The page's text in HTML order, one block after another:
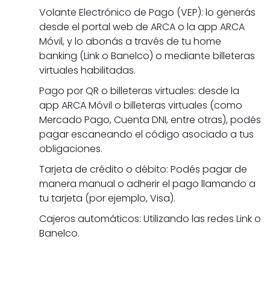
Volante Electrónico de Pago (VEP): lo generás
desde el portal web de ARCA o la app ARCA
Móvil, y lo abonás a través de tu home
banking (Link o Banelco) o mediante billeteras
virtuales habilitadas.
Pago por QR o billeteras virtuales: desde la
app ARCA Móvil o billeteras virtuales (como
Mercado Pago, Cuenta DNI, entre otras), podés
pagar escaneando el código asociado a tus
obligaciones.
Tarjeta de crédito o débito: Podés pagar de
manera manual o adherir el pago llamando a
tu tarjeta (por ejemplo, Visa).
Cajeros automáticos: Utilizando las redes Link o
Banelco.